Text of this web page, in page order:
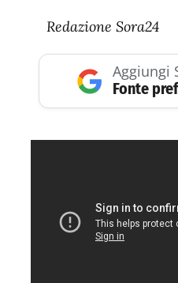
Redazione Sora24
Aggiungi
Fonte